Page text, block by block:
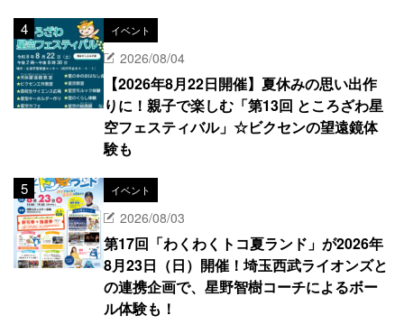
イベント
2026/08/04
【2026年8月22日開催】夏休みの思い出作
りに！親子で楽しむ「第13回 ところざわ星
空フェスティバル」☆ビクセンの望遠鏡体
験も
イベント
2026/08/03
第17回「わくわくトコ夏ランド」が2026年
8月23日（日）開催！埼玉西武ライオンズと
の連携企画で、星野智樹コーチによるボー
ル体験も！